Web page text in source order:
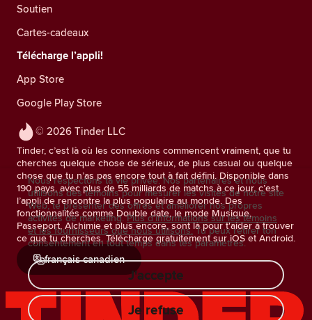
© 2026 Tinder LLC
Tinder, c’est là où les connexions commencent vraiment, que tu
cherches quelque chose de sérieux, de plus casual ou quelque
chose que tu n’as pas encore tout à fait défini. Disponible dans
190 pays, avec plus de 55 milliards de matchs à ce jour, c’est
l’appli de rencontre la plus populaire au monde. Des
fonctionnalités comme Double date, le mode Musique,
Passeport, Alchimie et plus encore, sont là pour t'aider à trouver
ce que tu cherches. Télécharge gratuitement sur iOS et Android.
français canadien
Soutien
Cartes-cadeaux
Télécharge l’appli!
App Store
Google Play Store
Nous respectons ta vie privée. Nos partenaires et nous
utilisons des témoins pour mesurer les visites de notre site
Web, te présenter des offres et améliorer nos propres
activités de marketing. Plus d'informations sur les témoins
et les fournisseurs que nous utilisons. Tu peux retirer ton
consentement en tout temps dans tes paramètres.
J'accepte
Je refuse